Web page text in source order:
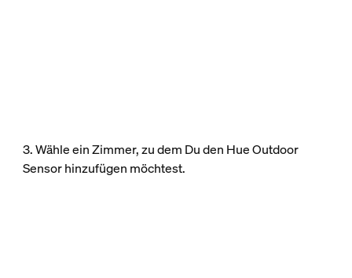
3. Wähle ein Zimmer, zu dem Du den Hue Outdoor
Sensor hinzufügen möchtest.